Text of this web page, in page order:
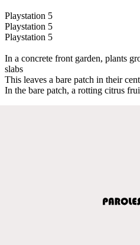
Playstation 5
Playstation 5
Playstation 5
In a concrete front garden, plants
slabs
This leaves a bare patch in their
In the bare patch, a rotting citrus